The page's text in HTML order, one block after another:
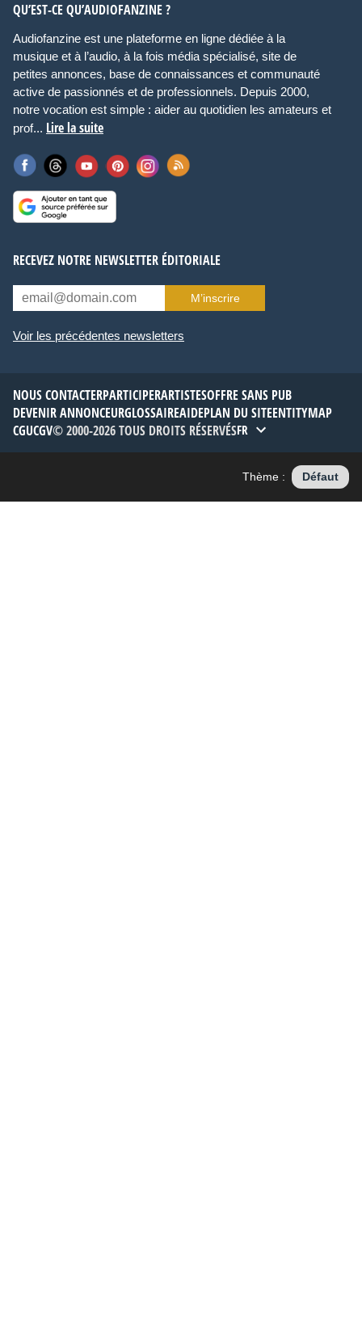
QU’EST-CE QU’AUDIOFANZINE ?
Audiofanzine est une plateforme en ligne dédiée à la
musique et à l’audio, à la fois média spécialisé, site de
petites annonces, base de connaissances et communauté
active de passionnés et de professionnels. Depuis 2000,
notre vocation est simple : aider au quotidien les amateurs et
prof... Lire la suite
RECEVEZ NOTRE NEWSLETTER ÉDITORIALE
M’inscrire
Voir les précédentes newsletters
NOUS CONTACTERPARTICIPERARTISTESOFFRE SANS PUB
DEVENIR ANNONCEURGLOSSAIREAIDEPLAN DU SITEENTITYMAP
CGUCGV© 2000-2026 TOUS DROITS RÉSERVÉSFR
Thème : Défaut